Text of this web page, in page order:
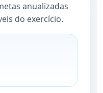
anualizadas
do exercício.